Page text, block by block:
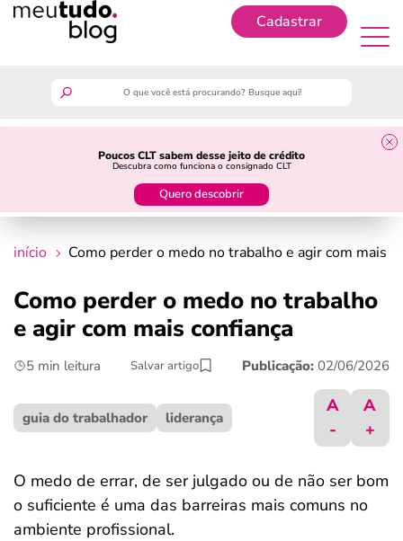
Cadastrar
Poucos CLT sabem desse jeito de crédito
Descubra como funciona o consignado CLT
Quero descobrir
guia do trabalhador
crédito fácil
últimas notícias
ferramentas
início Como perder o medo no trabalho e agir com mais
Como perder o medo no trabalho
e agir com mais confiança
5 min leitura Salvar artigo Publicação: 02/06/2026
guia do trabalhador liderança
A
-
A
+
O medo de errar, de ser julgado ou de não ser bom
o suficiente é uma das barreiras mais comuns no
ambiente profissional.